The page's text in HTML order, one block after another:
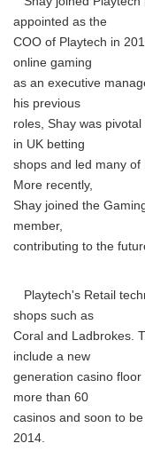
appointed as the
COO of Playtech in
online gaming
as an executive
his previous
roles, Shay was
in UK betting
shops and led many of
More recently,
Shay joined the
member,
contributing to the
Playtech's Retail
shops such as
Coral and Ladbrokes.
include a new
generation casino
more than 60
casinos and soon to
2014.